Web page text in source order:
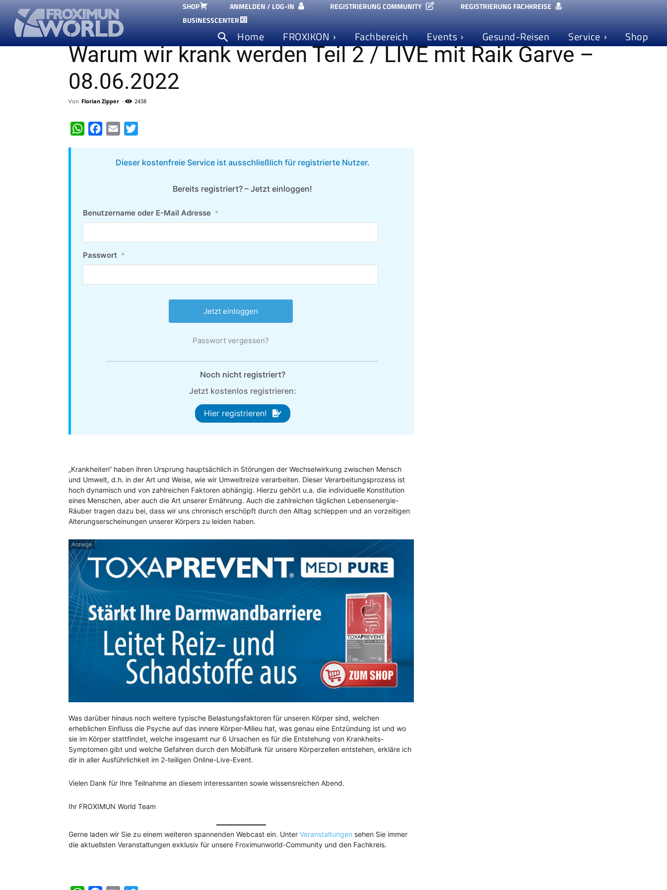
SHOP ANMELDEN / LOG-IN REGISTRIERUNG COMMUNITY
REGISTRIERUNG FACHKREISE
BUSINESSCENTER
Home FROXIKON Fachbereich Events Gesund-Reisen Service Shop
Start Seminare, Workshops Seminar-Aufzeichnungen Community
Seminare, Workshops
Warum wir krank werden Teil 2 / LIVE mit Raik Garve –
08.06.2022
Von Florian Zipper - 2438
WhatsAppFacebook
Email
Dieser kostenfreie Service ist ausschließlich für registrierte Nutzer.
Bereits registriert? – Jetzt einloggen!
Benutzername oder E-Mail Adresse *
Passwort *
Passwort vergessen?
Noch nicht registriert?
Jetzt kostenlos registrieren:
Hier registrieren!
„Krankheiten“ haben ihren Ursprung hauptsächlich in Störungen der Wechselwirkung zwischen Mensch
und Umwelt, d.h. in der Art und Weise, wie wir Umweltreize verarbeiten. Dieser Verarbeitungsprozess ist
hoch dynamisch und von zahlreichen Faktoren abhängig. Hierzu gehört u.a. die individuelle Konstitution
eines Menschen, aber auch die Art unserer Ernährung. Auch die zahlreichen täglichen Lebensenergie-
Räuber tragen dazu bei, dass wir uns chronisch erschöpft durch den Alltag schleppen und an vorzeitigen
Alterungserscheinungen unserer Körpers zu leiden haben.
Anzeige
Was darüber hinaus noch weitere typische Belastungsfaktoren für unseren Körper sind, welchen
erheblichen Einfluss die Psyche auf das innere Körper-Milieu hat, was genau eine Entzündung ist und wo
sie im Körper stattfindet, welche insgesamt nur 6 Ursachen es für die Entstehung von Krankheits-
Symptomen gibt und welche Gefahren durch den Mobilfunk für unsere Körperzellen entstehen, erkläre ich
dir in aller Ausführlichkeit im 2-teiligen Online-Live-Event.
Vielen Dank für Ihre Teilnahme an diesem interessanten sowie wissensreichen Abend.
Ihr FROXIMUN World Team
Gerne laden wir Sie zu einem weiteren spannenden Webcast ein. Unter Veranstaltungen sehen Sie immer
die aktuellsten Veranstaltungen exklusiv für unsere Froximunworld-Community und den Fachkreis.